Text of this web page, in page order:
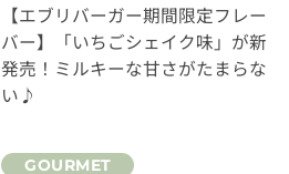
【エブリバーガー期間限定フレー
バー】「いちごシェイク味」が新
発売！ミルキーな甘さがたまらな
い♪